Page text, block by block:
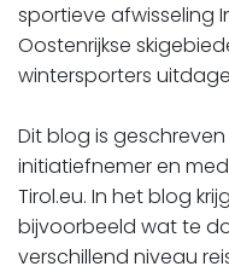
sportieve afwisseling
Oostenrijkse
wintersporters
Dit blog is
initiatiefnemer en
Tirol.eu. In het blog
bijvoorbeeld wat te
verschillend niveau